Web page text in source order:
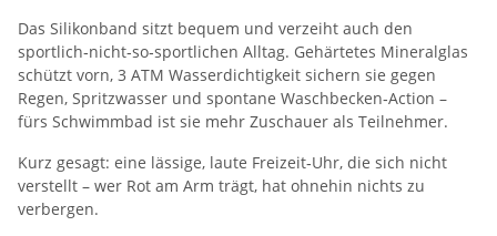
Das Silikonband sitzt bequem und verzeiht auch den
sportlich‑nicht‑so‑sportlichen Alltag. Gehärtetes Mineralglas
schützt vorn, 3 ATM Wasserdichtigkeit sichern sie gegen
Regen, Spritzwasser und spontane Waschbecken‑Action –
fürs Schwimmbad ist sie mehr Zuschauer als Teilnehmer.
Kurz gesagt: eine lässige, laute Freizeit‑Uhr, die sich nicht
verstellt – wer Rot am Arm trägt, hat ohnehin nichts zu
verbergen.